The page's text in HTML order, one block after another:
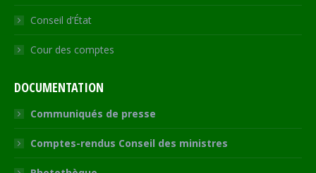
Conseil d’État
Cour des comptes
DOCUMENTATION
Communiqués de presse
Comptes-rendus Conseil des ministres